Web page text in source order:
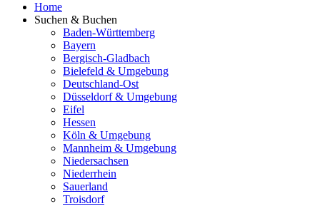
Home
Suchen & Buchen
Baden-Württemberg
Bayern
Bergisch-Gladbach
Bielefeld & Umgebung
Deutschland-Ost
Düsseldorf & Umgebung
Eifel
Hessen
Köln & Umgebung
Mannheim & Umgebung
Niedersachsen
Niederrhein
Sauerland
Troisdorf